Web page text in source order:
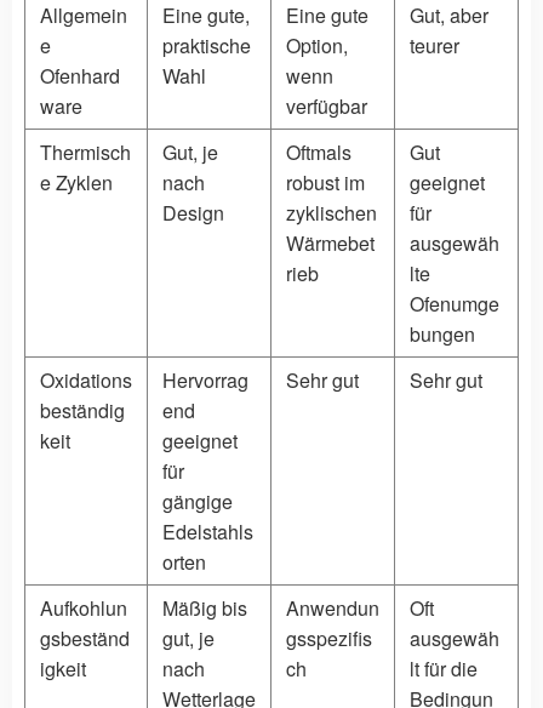
Allgemein
e
Ofenhard
ware
Eine gute,
praktische
Wahl
Eine gute
Option,
wenn
verfügbar
Gut, aber
teurer
Thermisch
e Zyklen
Gut, je
nach
Design
Oftmals
robust im
zyklischen
Wärmebet
rieb
Gut
geeignet
für
ausgewäh
lte
Ofenumge
bungen
Oxidations
beständig
keit
Hervorrag
end
geeignet
für
gängige
Edelstahls
orten
Sehr gut Sehr gut
Aufkohlun
gsbeständ
igkeit
Mäßig bis
gut, je
nach
Wetterlage
Anwendun
gsspezifis
ch
Oft
ausgewäh
lt für die
Bedingun